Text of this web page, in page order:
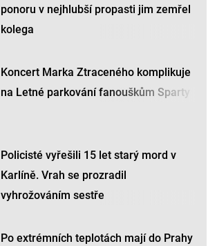
ponoru v nejhlubší propasti jim zemřel
kolega
Koncert Marka Ztraceného komplikuje
na Letné parkování fanouškům Sparty
Policisté vyřešili 15 let starý mord v
Karlíně. Vrah se prozradil
vyhrožováním sestře
Po extrémních teplotách mají do Prahy